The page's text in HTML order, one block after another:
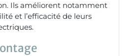
Ils améliorent notamment
et l’efficacité de leurs